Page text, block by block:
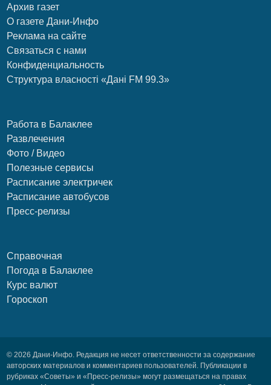
Архив газет
О газете Дани-Инфо
Реклама на сайте
Связаться с нами
Конфиденциальность
Структура власності «Дані FM 99.3»
Работа в Балаклее
Развлечения
Фото / Видео
Полезные сервисы
Расписание электричек
Расписание автобусов
Пресс-релизы
Справочная
Погода в Балаклее
Курс валют
Гороскоп
© 2026 Дани-Инфо. Редакция не несет ответственности за содержание
авторских материалов и комментариев пользователей. Публикации в
рубриках «Советы» и «Пресс-релизы» могут размещаться на правах